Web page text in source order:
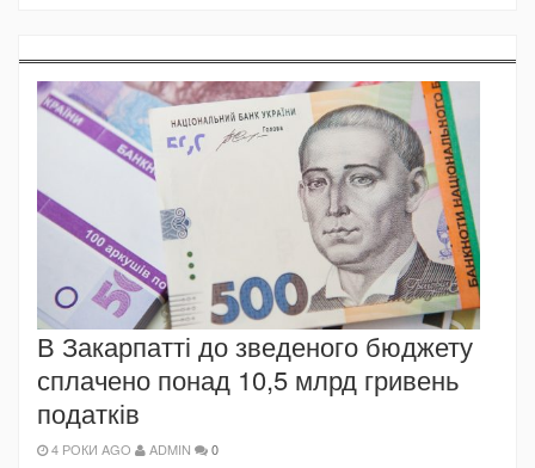
В Закарпатті до зведеного бюджету
сплачено понад 10,5 млрд гривень
податків
4 РОКИ AGO ADMIN 0